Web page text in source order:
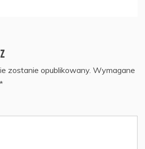
zostanie opublikowany. Wymagane
*